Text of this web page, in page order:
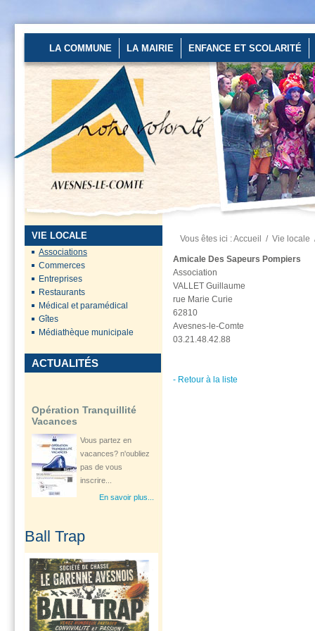
LA COMMUNE LA MAIRIE ENFANCE ET SCOLARITÉ
Vous êtes ici :Accueil / Vie locale
Amicale Des Sapeurs Pompiers
Association
VALLET Guillaume
rue Marie Curie
62810
Avesnes-le-Comte
03.21.48.42.88
- Retour à la liste
VIE LOCALE
Associations
Commerces
Entreprises
Restaurants
Médical et paramédical
Gîtes
Médiathèque municipale
ACTUALITÉS
Un stage de pré-rentrée
ouvert aux...
Les 27 et 28 août
2026 au stade
d’Avesnes-le-Comte
de...
En savoir plus...
Préfecture du Pas-de-
Calais
en place pour
En savoir plus...
Vous partez en
pas de vous
inscrire...
En savoir plus...
consultation
gynécologique à...
Le Département Le
Pas-de-Calais à
travers son Centre
de...
En savoir plus...
Ball Trap